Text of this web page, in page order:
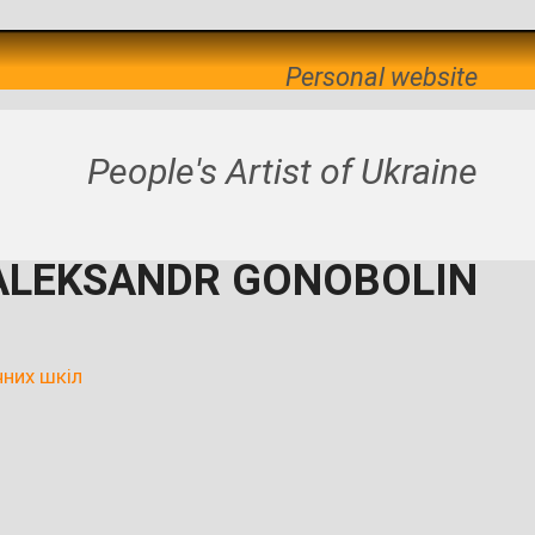
Personal website
People's Artist of Ukraine
GONOBOLIN
шкіл